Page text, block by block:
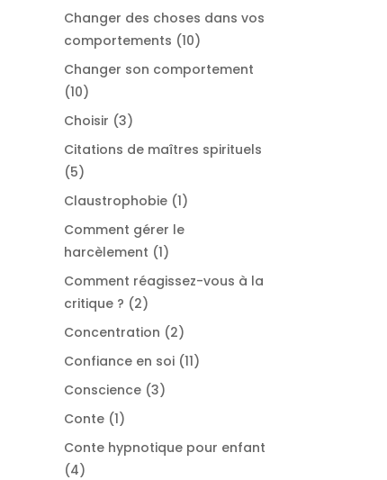
produits
Changer des choses dans vos
comportements
1010
produits
Changer son comportement
1010
produits
Choisir 33
produits
Citations de maîtres spirituels
55
produits
Claustrophobie 11
Comment gérer le
harcèlement
11
produit
Comment réagissez-vous à la
critique ?
22
produits
Concentration 22
produits
Confiance en soi 1111
Conscience 33
Conte 11
produit
Conte hypnotique pour enfant
44